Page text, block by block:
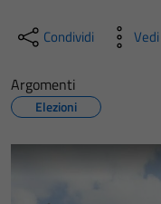
Condividi
Argomenti
Elezioni